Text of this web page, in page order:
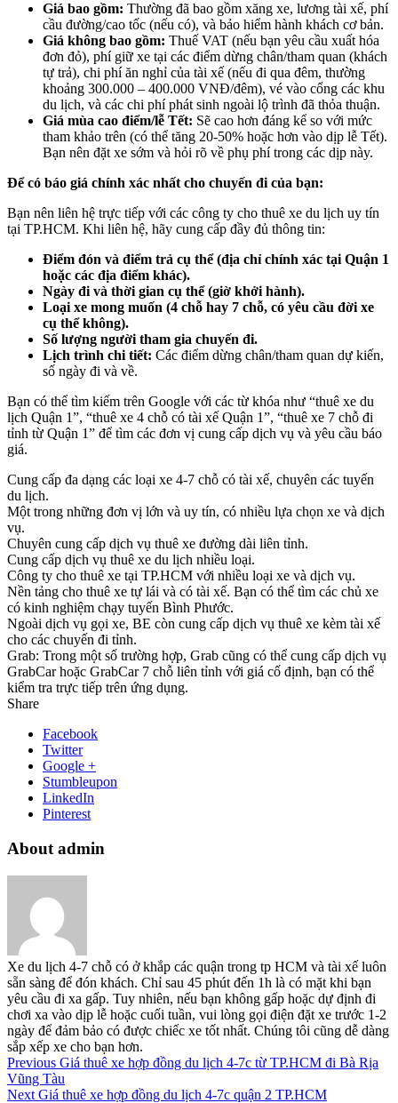
Giá bao gồm: Thường đã bao gồm xăng xe, lương tài xế, phí
cầu đường/cao tốc (nếu có), và bảo hiểm hành khách cơ bản.
Giá không bao gồm: Thuế VAT (nếu bạn yêu cầu xuất hóa
đơn đỏ), phí giữ xe tại các điểm dừng chân/tham quan (khách
tự trả), chi phí ăn nghỉ của tài xế (nếu đi qua đêm, thường
khoảng 300.000 – 400.000 VNĐ/đêm), vé vào cổng các khu
du lịch, và các chi phí phát sinh ngoài lộ trình đã thỏa thuận.
Giá mùa cao điểm/lễ Tết: Sẽ cao hơn đáng kể so với mức
tham khảo trên (có thể tăng 20-50% hoặc hơn vào dịp lễ Tết).
Bạn nên đặt xe sớm và hỏi rõ về phụ phí trong các dịp này.
Để có báo giá chính xác nhất cho chuyến đi của bạn:
Bạn nên liên hệ trực tiếp với các công ty cho thuê xe du lịch uy tín
tại TP.HCM. Khi liên hệ, hãy cung cấp đầy đủ thông tin:
Điểm đón và điểm trả cụ thể (địa chỉ chính xác tại Quận 1
hoặc các địa điểm khác).
Ngày đi và thời gian cụ thể (giờ khởi hành).
Loại xe mong muốn (4 chỗ hay 7 chỗ, có yêu cầu đời xe
cụ thể không).
Số lượng người tham gia chuyến đi.
Lịch trình chi tiết: Các điểm dừng chân/tham quan dự kiến,
số ngày đi và về.
Bạn có thể tìm kiếm trên Google với các từ khóa như “thuê xe du
lịch Quận 1”, “thuê xe 4 chỗ có tài xế Quận 1”, “thuê xe 7 chỗ đi
tỉnh từ Quận 1” để tìm các đơn vị cung cấp dịch vụ và yêu cầu báo
giá.
Cung cấp đa dạng các loại xe 4-7 chỗ có tài xế, chuyên các tuyến
du lịch.
Một trong những đơn vị lớn và uy tín, có nhiều lựa chọn xe và dịch
vụ.
Chuyên cung cấp dịch vụ thuê xe đường dài liên tỉnh.
Cung cấp dịch vụ thuê xe du lịch nhiều loại.
Công ty cho thuê xe tại TP.HCM với nhiều loại xe và dịch vụ.
Nền tảng cho thuê xe tự lái và có tài xế. Bạn có thể tìm các chủ xe
có kinh nghiệm chạy tuyến Bình Phước.
Ngoài dịch vụ gọi xe, BE còn cung cấp dịch vụ thuê xe kèm tài xế
cho các chuyến đi tỉnh.
Grab: Trong một số trường hợp, Grab cũng có thể cung cấp dịch vụ
GrabCar hoặc GrabCar 7 chỗ liên tỉnh với giá cố định, bạn có thể
kiểm tra trực tiếp trên ứng dụng.
Share
Facebook
Twitter
Google +
Stumbleupon
LinkedIn
Pinterest
About admin
Xe du lịch 4-7 chỗ có ở khắp các quận trong tp HCM và tài xế luôn
sẵn sàng để đón khách. Chỉ sau 45 phút đến 1h là có mặt khi bạn
yêu cầu đi xa gấp. Tuy nhiên, nếu bạn không gấp hoặc dự định đi
chơi xa vào dịp lễ hoặc cuối tuần, vui lòng gọi điện đặt xe trước 1-2
ngày để đảm bảo có được chiếc xe tốt nhất. Chúng tôi cũng dễ dàng
sắp xếp xe cho bạn hơn.
Previous Giá thuê xe hợp đồng du lịch 4-7c từ TP.HCM đi Bà Rịa
Vũng Tàu
Next Giá thuê xe hợp đồng du lịch 4-7c quận 2 TP.HCM